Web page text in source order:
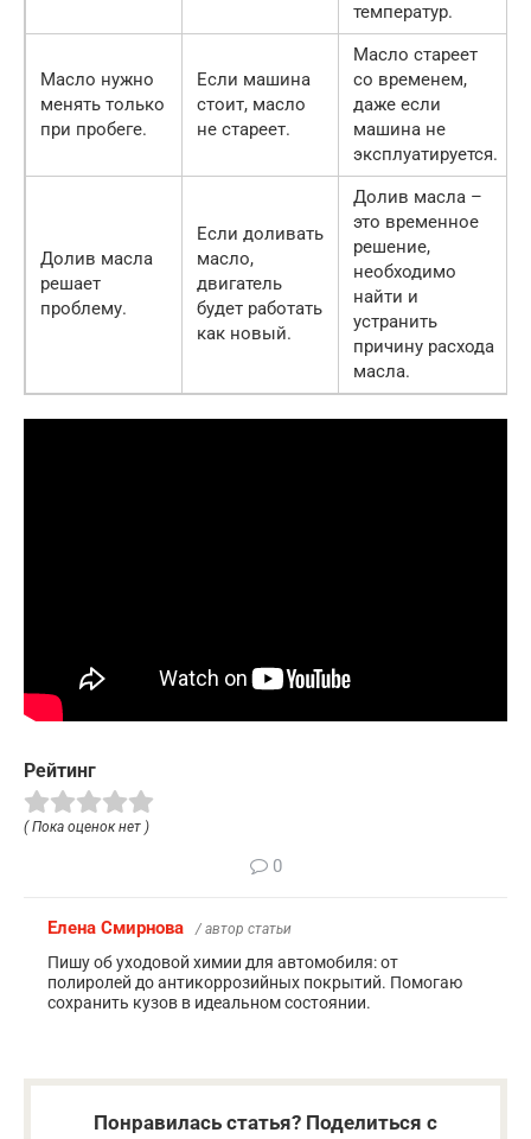
температур.
Масло нужно
менять только
при пробеге.
Если машина
стоит, масло
не стареет.
Масло стареет
со временем,
даже если
машина не
эксплуатируется.
Долив масла
решает
проблему.
Если доливать
масло,
двигатель
будет работать
как новый.
Долив масла –
это временное
решение,
необходимо
найти и
устранить
причину расхода
масла.
Рейтинг
( Пока оценок нет )
0
Елена Смирнова / автор статьи
Пишу об уходовой химии для автомобиля: от
полиролей до антикоррозийных покрытий. Помогаю
сохранить кузов в идеальном состоянии.
Понравилась статья? Поделиться с